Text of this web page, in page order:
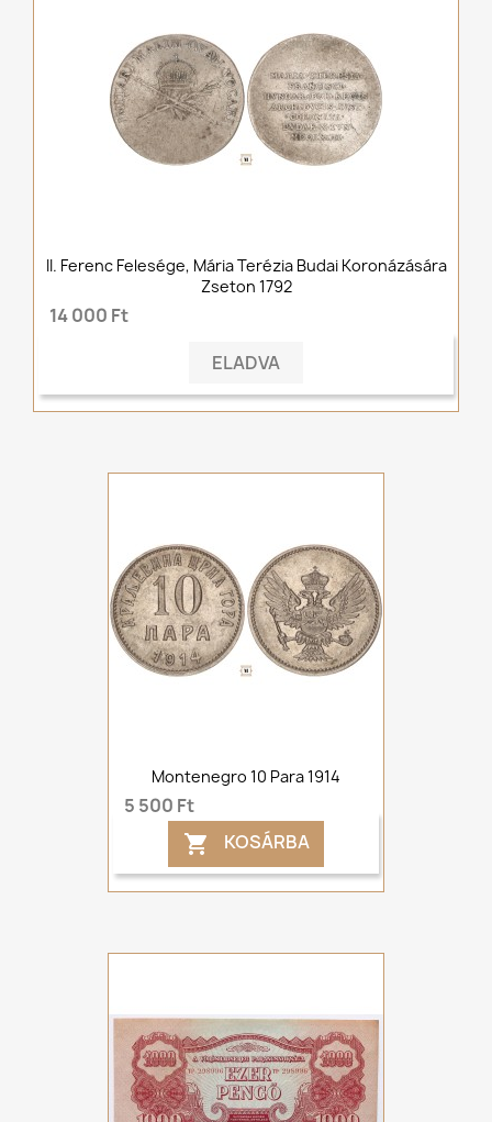
II. Ferenc Felesége, Mária Terézia Budai Koronázására
Zseton 1792
14 000 Ft
ELADVA
Montenegro 10 Para 1914
5 500 Ft
 KOSÁRBA